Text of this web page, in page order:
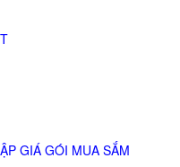
GIÁ GÓI MUA SẮM